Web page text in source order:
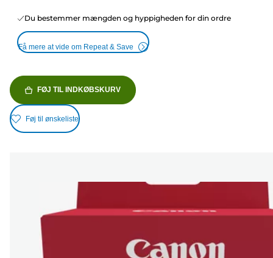
Du bestemmer mængden og hyppigheden for din ordre
Få mere at vide om Repeat & Save
FØJ TIL INDKØBSKURV
Føj til ønskeliste